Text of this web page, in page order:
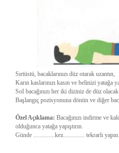
Sırtüstü, bacaklarınızı düz otarak uzantın,
Karın kaslarınızı kasın ve belinizi yatağa
SoI bacağınızı her iki diziniz de düz
Başlangıç pozisyonuna dönün ve diğer
Özel Açıklama: Bacağınızı indirme ve
olduğunca yatağa yapıştırın.
Günde ..............kez.............. tekrarlı yapın.